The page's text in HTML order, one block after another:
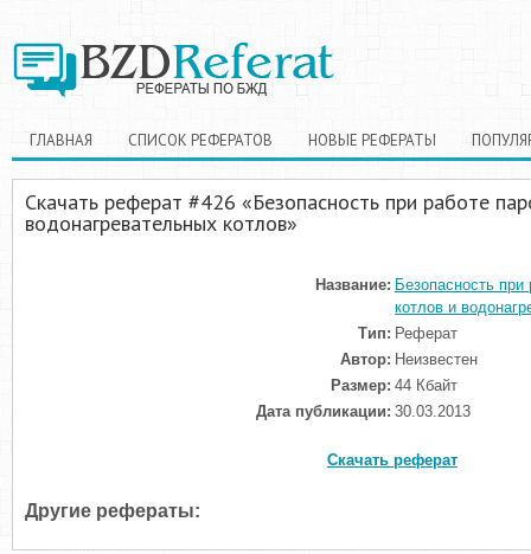
ГЛАВНАЯ СПИСОК РЕФЕРАТОВ НОВЫЕ РЕФЕРАТЫ
Скачать реферат #426 «Безопасность при работе
водонагревательных котлов»
Название: Безопасность
котлов и
Тип: Реферат
Автор: Неизвестен
Размер: 44 Кбайт
Дата публикации: 30.03.2013
Скачать реферат
Другие рефераты: